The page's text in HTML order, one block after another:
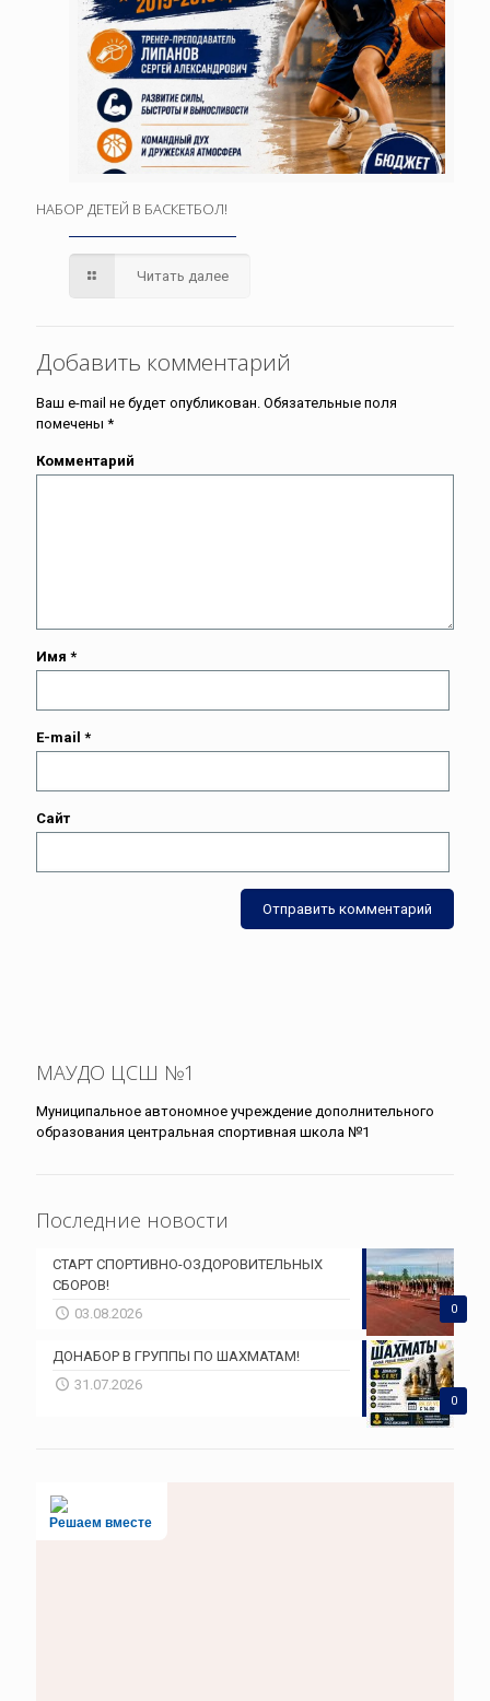
НАБОР ДЕТЕЙ В БАСКЕТБОЛ!
Читать далее
Добавить комментарий
Ваш e-mail не будет опубликован. Обязательные поля
помечены *
Комментарий
Имя *
E-mail *
Сайт
МАУДО ЦСШ №1
Муниципальное автономное учреждение дополнительного
образования центральная спортивная школа №1
Последние новости
0
СТАРТ СПОРТИВНО-ОЗДОРОВИТЕЛЬНЫХ
СБОРОВ!
03.08.2026
0
ДОНАБОР В ГРУППЫ ПО ШАХМАТАМ!
31.07.2026
Решаем вместе